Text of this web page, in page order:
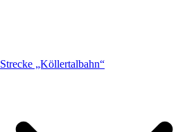
Strecke „Köllertalbahn“